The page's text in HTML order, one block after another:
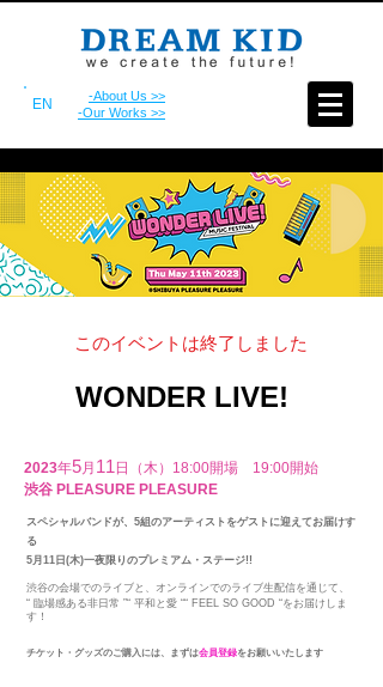
-About Us >>
-Our Works >>
EN
このイベントは終了しました
WONDER LIVE!
2023年5月 11 日（木） 18:00開場 19:00開始
​渋谷 PLEASURE PLEASURE
スペシャルバンドが、5組のアーティストをゲストに迎えてお届けす
る
5月11日(木)一夜限りのプレミアム・ステージ!!
渋谷の会場でのライブと、オンラインでのライブ生配信を通じて、
“ 臨場感ある非日常 ”“ 平和と愛 ““ FEEL SO GOOD “をお届けしま
す！
​チケット ​・グッズのご購入には、まずは会員登録をお願いいたします